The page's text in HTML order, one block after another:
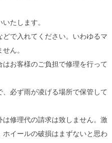
たします。
で入れてください。いわゆるマ
ん。
お客様のご負担で修理を行って
必ず雨が凌げる場所で保管して
修理代の請求は致しません。激
イールの破損はまずないと思わ